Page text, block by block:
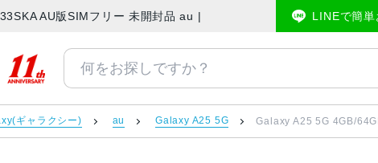
AU版SIMフリー 未開封品 au | 中古スマホ販売のアメモバマー
LINEで簡
ギャラクシー) au Galaxy A25 5G Galaxy A25 5G 4GB/